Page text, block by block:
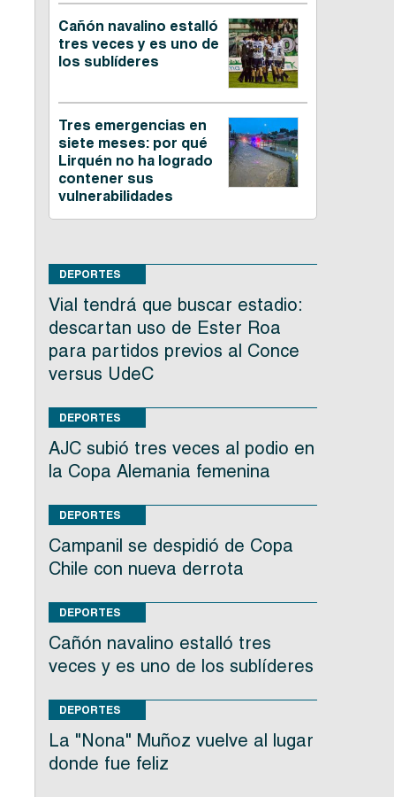
Cañón navalino estalló
tres veces y es uno de
los sublíderes
Tres emergencias en
siete meses: por qué
Lirquén no ha logrado
contener sus
vulnerabilidades
DEPORTES
Vial tendrá que buscar estadio:
descartan uso de Ester Roa
para partidos previos al Conce
versus UdeC
DEPORTES
AJC subió tres veces al podio en
la Copa Alemania femenina
DEPORTES
Campanil se despidió de Copa
Chile con nueva derrota
DEPORTES
Cañón navalino estalló tres
veces y es uno de los sublíderes
DEPORTES
La "Nona" Muñoz vuelve al lugar
donde fue feliz